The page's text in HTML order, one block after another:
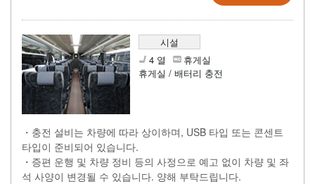
시설
4 열
휴게실
휴게실 / 배터리 충전
・충전 설비는 차량에 따라 상이하며, USB 타입 또는 콘센트
타입이 준비되어 있습니다.
・증편 운행 및 차량 정비 등의 사정으로 예고 없이 차량 및 좌
석 사양이 변경될 수 있습니다. 양해 부탁드립니다.